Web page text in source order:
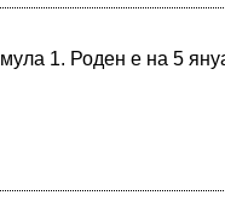
1. Роден е на 5